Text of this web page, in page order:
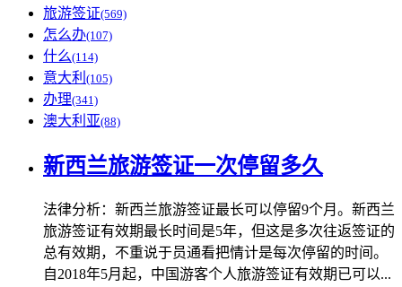
旅游签证(569)
怎么办(107)
什么(114)
意大利 (105)
办理(341)
澳大利亚(88)
新西兰旅游签证一次停留多久
法律分析：新西兰旅游签证最长可以停留9个月。新西兰
旅游签证有效期最长时间是5年，但这是多次往返签证的
总有效期，不重说于员通看把情计是每次停留的时间。
自2018年5月起，中国游客个人旅游签证有效期已可以...